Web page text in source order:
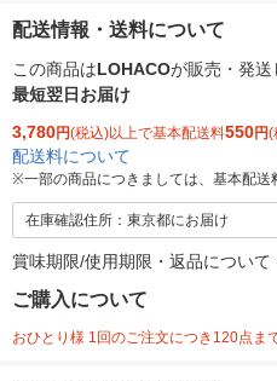
配送情報・送料について
この商品はLOHACOが販売・発送
最短翌日お届け
3,780円(税込)以上で基本配送料550円(
配送料について
※一部の商品につきましては、基本配送
在庫確認住所：東京都にお届け
賞味期限/使用期限・返品について
ご購入について
おひとり様 1回のご注文につき120点ま